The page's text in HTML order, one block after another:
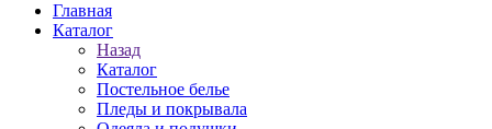
Главная
Каталог
Назад
Каталог
Постельное белье
Пледы и покрывала